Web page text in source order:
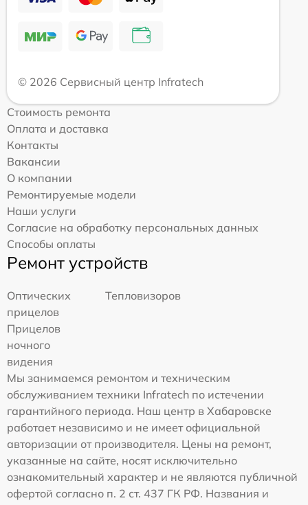
© 2026 Сервисный центр Infratech
Стоимость ремонта
Оплата и доставка
Контакты
Вакансии
О компании
Ремонтируемые модели
Наши услуги
Согласие на обработку персональных данных
Способы оплаты
Ремонт устройств
Оптических
прицелов
Тепловизоров
Прицелов
ночного
видения
Мы занимаемся ремонтом и техническим
обслуживанием техники Infratech по истечении
гарантийного периода. Наш центр в Хабаровске
работает независимо и не имеет официальной
авторизации от производителя. Цены на ремонт,
указанные на сайте, носят исключительно
ознакомительный характер и не являются публичной
офертой согласно п. 2 ст. 437 ГК РФ. Названия и